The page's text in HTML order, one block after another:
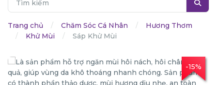
Trang chủ Chăm Sóc Cá Nhân
Hương Thơm
Khử Mùi
Sáp Khử Mùi
-15%